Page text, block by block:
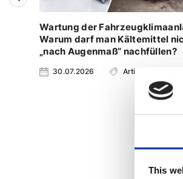
This
Wartung der
Warum darf man Kältemittel
„nach Augenmaß“ nachfüllen?
30.07.2026 Artikel